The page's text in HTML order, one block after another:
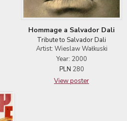
Hommage a Salvador Dali
Tribute to Salvador Dali
Artist: Wieslaw Wałkuski
Year: 2000
PLN 280
View poster